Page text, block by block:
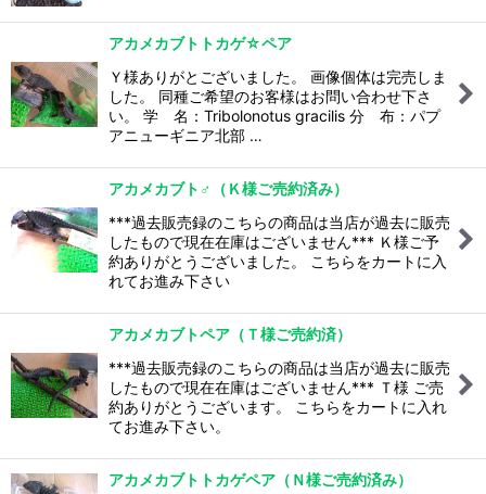
アカメカブトトカゲ☆ペア
Ｙ様ありがとございました。 画像個体は完売しま
した。 同種ご希望のお客様はお問い合わせ下さ
い。 学 名：Tribolonotus gracilis 分 布：パプ
アニューギニア北部 …
アカメカブト♂（Ｋ様ご売約済み）
***過去販売録のこちらの商品は当店が過去に販売
したもので現在在庫はございません*** Ｋ様ご予
約ありがとうございました。 こちらをカートに入
れてお進み下さい
アカメカブトペア（Ｔ様ご売約済）
***過去販売録のこちらの商品は当店が過去に販売
したもので現在在庫はございません*** Ｔ様 ご売
約ありがとうございます。 こちらをカートに入れ
てお進み下さい。
アカメカブトトカゲペア（Ｎ様ご売約済み）